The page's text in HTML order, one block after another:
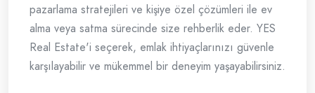
pazarlama stratejileri ve kişiye özel çözümleri ile ev
alma veya satma sürecinde size rehberlik eder. YES
Real Estate'i seçerek, emlak ihtiyaçlarınızı güvenle
karşılayabilir ve mükemmel bir deneyim yaşayabilirsiniz.